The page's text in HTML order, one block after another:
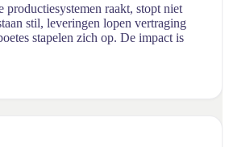
productiesystemen raakt, stopt niet
stil, leveringen lopen vertraging
stapelen zich op. De impact is